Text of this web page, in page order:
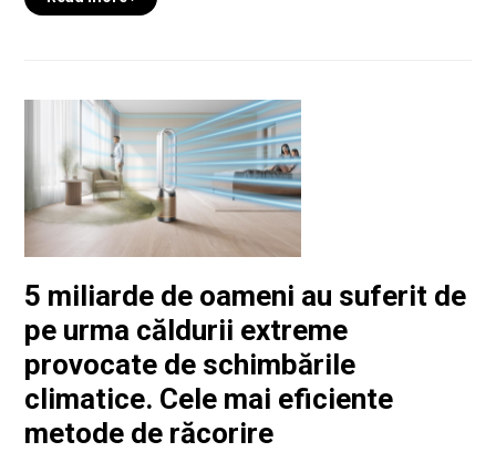
5 miliarde de oameni au suferit de
pe urma căldurii extreme
provocate de schimbările
climatice. Cele mai eficiente
metode de răcorire